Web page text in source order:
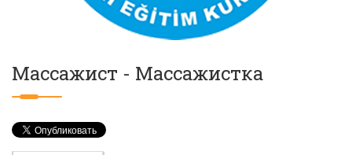
Массажист - Массажистка